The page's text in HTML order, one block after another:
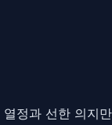
정과 선한 의지